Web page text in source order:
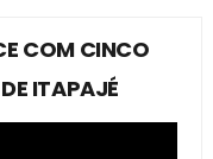
COM CINCO
ITAPAJÉ